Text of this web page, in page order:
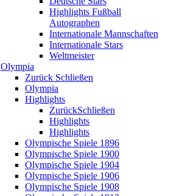
Highlights Fußball
Autographen
Internationale Mannschaften
Internationale Stars
Weltmeister
Olympia
Zurück Schließen
Olympia
Highlights
ZurückSchließen
Highlights
Highlights
Olympische Spiele 1896
Olympische Spiele 1900
Olympische Spiele 1904
Olympische Spiele 1906
Olympische Spiele 1908